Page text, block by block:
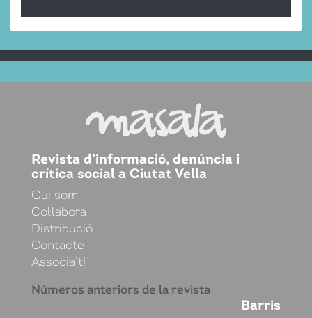
Revista d’informació, denúncia i
crítica social a Ciutat Vella
Qui som
Col·labora
Distribució
Contacte
Associa’t!
Números anteriors de la revista
Barris